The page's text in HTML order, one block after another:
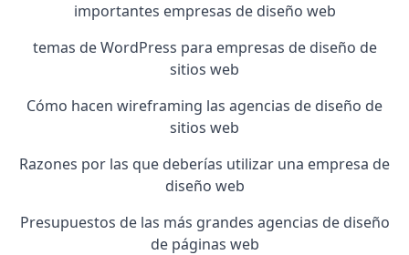
importantes empresas de diseño web
temas de WordPress para empresas de diseño de
sitios web
Cómo hacen wireframing las agencias de diseño de
sitios web
Razones por las que deberías utilizar una empresa de
diseño web
Presupuestos de las más grandes agencias de diseño
de páginas web